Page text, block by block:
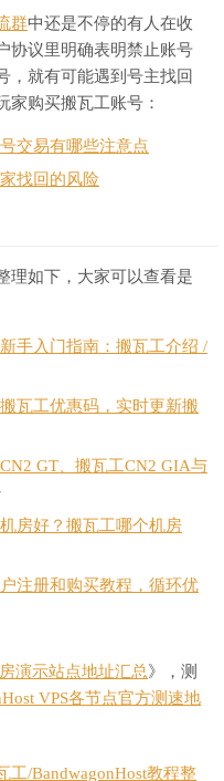
群中还是不停的有人在收
协议里明确表明禁止账号
，就有可能遇到号主找回
家购买搬瓦工账号：
交易有哪些注意点
找回的风险
理如下，大家可以查看是
手入门指南：搬瓦工介绍 /
瓦工优惠码，实时更新搬
GT、搬瓦工CN2 GIA与
房好？搬瓦工哪个机房
注册和购买教程，循环优
演示站点地址汇总》，测
VPS各节点官方测速地
工/BandwagonHost教程整